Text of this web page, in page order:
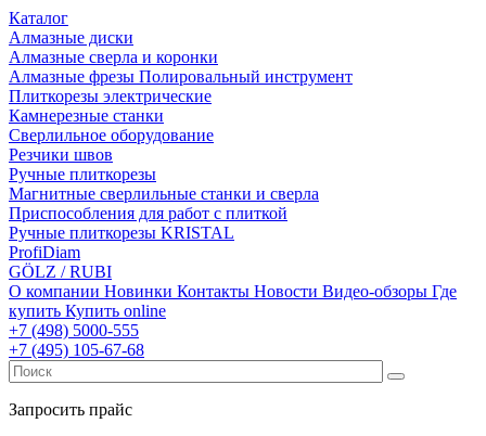
Каталог
Алмазные диски
Алмазные сверла и коронки
Алмазные фрезы Полировальный инструмент
Плиткорезы электрические
Камнерезные станки
Сверлильное оборудование
Резчики швов
Ручные плиткорезы
Магнитные сверлильные станки и сверла
Приспособления для работ с плиткой
Ручные плиткорезы KRISTAL
ProfiDiam
GÖLZ / RUBI
О компании Новинки Контакты Новости Видео-обзоры Где
купить Купить online
+7 (498) 5000-555
+7 (495) 105-67-68
Запросить прайс